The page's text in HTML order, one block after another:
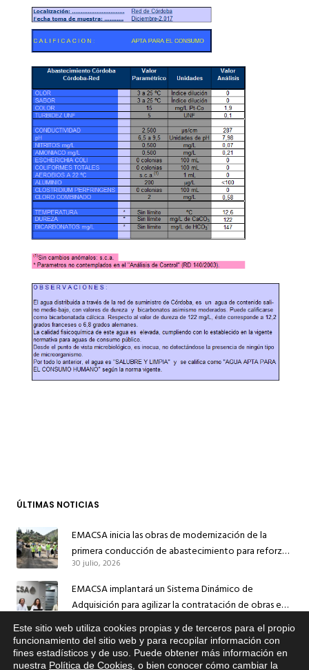
ÚLTIMAS NOTICIAS
EMACSA inicia las obras de modernización de la
primera conducción de abastecimiento para reforzar
el suministro de agua de Córdoba
30 julio, 2026
EMACSA implantará un Sistema Dinámico de
Adquisición para agilizar la contratación de obras en
sus redes e instalaciones
EMACSA inicia hoy las obras de una nueva arteria de
abastecimiento y una red de agua no potable en
Este sitio web utiliza cookies propias y de terceros para el propio
funcionamiento del sitio web y para recopilar información con
fines estadísticos y de uso. Puede obtener más información en
nuestra Política de Cookies , o bien conocer cómo cambiar la
Si tiene cualquier duda sobre
EMACSA, haga click abajo.